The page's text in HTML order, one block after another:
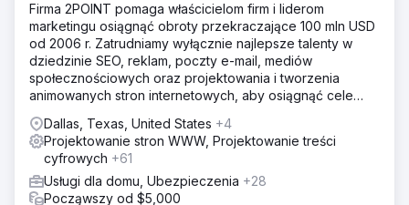
Firma 2POINT pomaga właścicielom firm i liderom
marketingu osiągnąć obroty przekraczające 100 mln USD
od 2006 r. Zatrudniamy wyłącznie najlepsze talenty w
dziedzinie SEO, reklam, poczty e-mail, mediów
społecznościowych oraz projektowania i tworzenia
animowanych stron internetowych, aby osiągnąć cele
Dallas, Texas, United States +4
Projektowanie stron WWW, Projektowanie treści
cyfrowych +61
Usługi dla domu, Ubezpieczenia +28
Począwszy od $5,000